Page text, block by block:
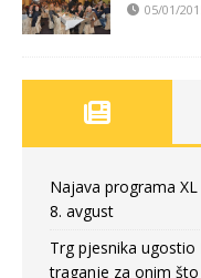
05/01/
Najava programa
8. avgust
Trg pjesnika
traganje za onim